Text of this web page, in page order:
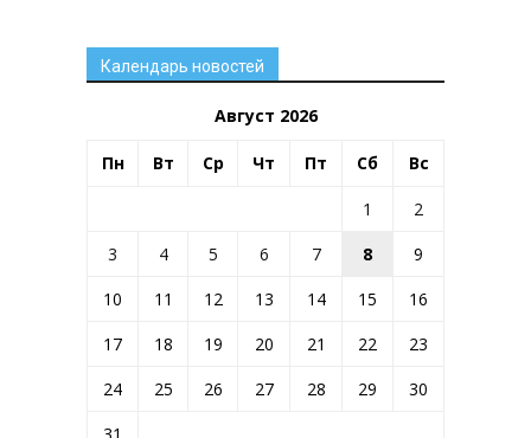
Календарь новостей
Август 2026
Пн Вт Ср Чт Пт Сб Вс
1
2
3
4 5 6 7 8
9
10
11 12 13 14 15
16
17
18 19 20 21 22
23
24
25 26 27 28 29
30